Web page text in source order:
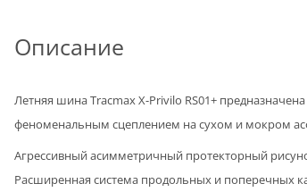
Описание
Летняя шина Tracmax X-Privilo RS01+
феноменальным сцеплением на сухом и мокром
Агрессивный асимметричный протекторный
Расширенная система продольных и поперечных